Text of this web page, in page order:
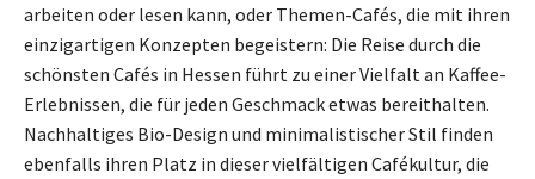
arbeiten oder lesen kann, oder Themen-Cafés, die mit ihren
einzigartigen Konzepten begeistern: Die Reise durch die
schönsten Cafés in Hessen führt zu einer Vielfalt an Kaffee-
Erlebnissen, die für jeden Geschmack etwas bereithalten.
Nachhaltiges Bio-Design und minimalistischer Stil finden
ebenfalls ihren Platz in dieser vielfältigen Cafékultur, die